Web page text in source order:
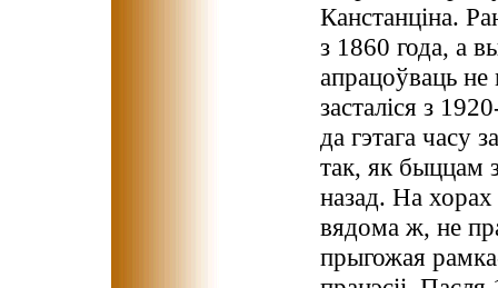
Канстанціна.
з 1860 года, а
апрацоўваць не
засталіся з
да гэтага часу
так, як быццам
назад. На хорах
вядома ж, не
прыгожая